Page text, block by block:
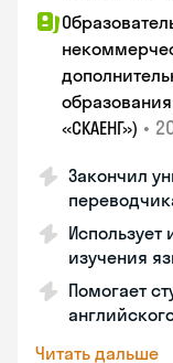
образования
«СКАЕНГ») •
Закончил
Использует
изучения
Помогает
Читать дальше